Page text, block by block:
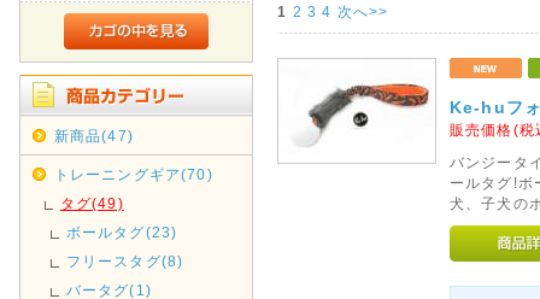
新商品(47)
トレーニングギア(70)
タグ(49)
ボールタグ(23)
フリースタグ(8)
バータグ(1)
1 2 3 4 次へ>>
Ke-huフ
販売価格(
バンジータ
ールタグ!ボ
犬、子犬の